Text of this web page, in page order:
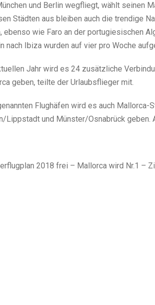
und Berlin wegfliegt, wählt seinen
Städten aus bleiben auch die trendige
ebenso wie Faro an der portugiesischen
nach Ibiza wurden auf vier pro Woche
Jahr wird es 24 zusätzliche
geben, teilte der Urlaubsflieger mit.
Flughäfen wird es auch Mallorca-
Lippstadt und Münster/Osnabrück geben.
2018 frei – Mallorca wird Nr.1 –